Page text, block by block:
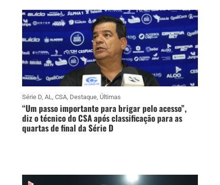
Série D, AL, CSA, Destaque, Últimas
“Um passo importante para brigar pelo acesso”,
diz o técnico do CSA após classificação para as
quartas de final da Série D